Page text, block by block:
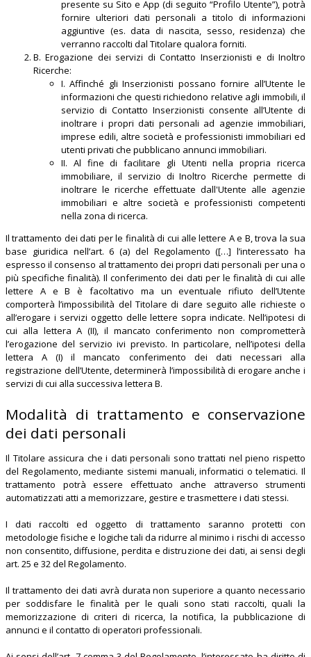
presente su Sito e App (di seguito “Profilo Utente”), potrà
fornire ulteriori dati personali a titolo di informazioni
aggiuntive (es. data di nascita, sesso, residenza) che
verranno raccolti dal Titolare qualora forniti.
B. Erogazione dei servizi di Contatto Inserzionisti e di Inoltro
Ricerche:
I. Affinché gli Inserzionisti possano fornire all’Utente le
informazioni che questi richiedono relative agli immobili, il
servizio di Contatto Inserzionisti consente all’Utente di
inoltrare i propri dati personali ad agenzie immobiliari,
imprese edili, altre società e professionisti immobiliari ed
utenti privati che pubblicano annunci immobiliari.
II. Al fine di facilitare gli Utenti nella propria ricerca
immobiliare, il servizio di Inoltro Ricerche permette di
inoltrare le ricerche effettuate dall'Utente alle agenzie
immobiliari e altre società e professionisti competenti
nella zona di ricerca.
Il trattamento dei dati per le finalità di cui alle lettere A e B, trova la sua
base giuridica nell’art. 6 (a) del Regolamento ([…] l’interessato ha
espresso il consenso al trattamento dei propri dati personali per una o
più specifiche finalità). Il conferimento dei dati per le finalità di cui alle
lettere A e B è facoltativo ma un eventuale rifiuto dell’Utente
comporterà l’impossibilità del Titolare di dare seguito alle richieste o
all’erogare i servizi oggetto delle lettere sopra indicate. Nell’ipotesi di
cui alla lettera A (II), il mancato conferimento non comprometterà
l’erogazione del servizio ivi previsto. In particolare, nell’ipotesi della
lettera A (I) il mancato conferimento dei dati necessari alla
registrazione dell’Utente, determinerà l’impossibilità di erogare anche i
servizi di cui alla successiva lettera B.
Modalità di trattamento e conservazione
dei dati personali
Il Titolare assicura che i dati personali sono trattati nel pieno rispetto
del Regolamento, mediante sistemi manuali, informatici o telematici. Il
trattamento potrà essere effettuato anche attraverso strumenti
automatizzati atti a memorizzare, gestire e trasmettere i dati stessi.
I dati raccolti ed oggetto di trattamento saranno protetti con
metodologie fisiche e logiche tali da ridurre al minimo i rischi di accesso
non consentito, diffusione, perdita e distruzione dei dati, ai sensi degli
art. 25 e 32 del Regolamento.
Il trattamento dei dati avrà durata non superiore a quanto necessario
per soddisfare le finalità per le quali sono stati raccolti, quali la
memorizzazione di criteri di ricerca, la notifica, la pubblicazione di
annunci e il contatto di operatori professionali.